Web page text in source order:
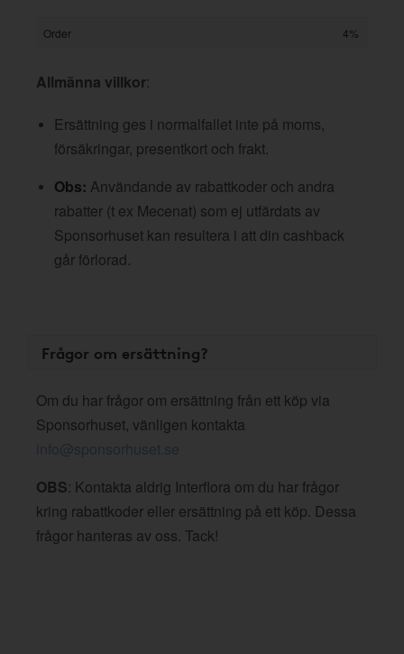
Order 4%
Allmänna villkor:
Ersättning ges i normalfallet inte på moms,
försäkringar, presentkort och frakt.
Obs: Användande av rabattkoder och andra
rabatter (t ex Mecenat) som ej utfärdats av
Sponsorhuset kan resultera i att din cashback
går förlorad.
Frågor om ersättning?
Om du har frågor om ersättning från ett köp via
Sponsorhuset, vänligen kontakta
info@sponsorhuset.se
OBS: Kontakta aldrig Interflora om du har frågor
kring rabattkoder eller ersättning på ett köp. Dessa
frågor hanteras av oss. Tack!